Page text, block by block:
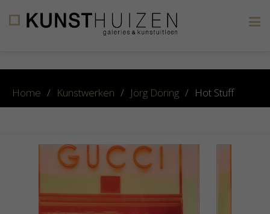
Home / Kunstwerken / Jörg Döring / Hot Stuff